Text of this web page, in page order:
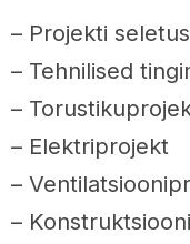
– Projekti
– Tehnilised
–
– Elektriprojekt
–
–